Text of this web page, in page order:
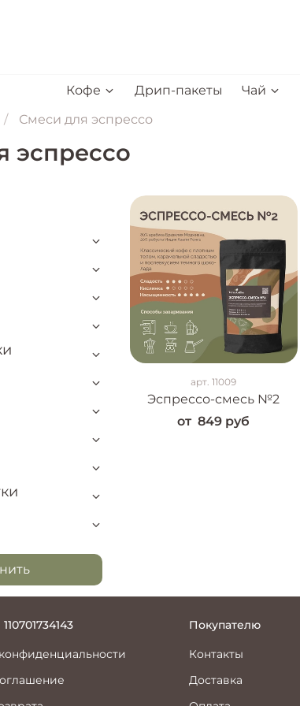
Кофе Дрип-пакеты Чай
Смеси для эспрессо
эспрессо
арт.11009
Эспрессо-смесь №2
от 849 руб
Покупателю
Контакты
Доставка